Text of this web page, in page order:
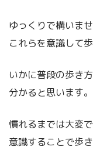
ゆっくりで構いませ
これらを意識して
いかに普段の歩き
分かると思います。
慣れるまでは大変で
意識することで歩